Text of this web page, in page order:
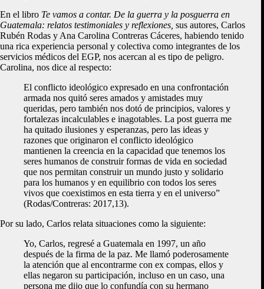
En el libro Te vamos a contar. De la guerra y la posguerra en
Guatemala: relatos testimoniales y reflexiones, sus autores, Carlos
Rubén Rodas y Ana Carolina Contreras Cáceres, habiendo tenido
una rica experiencia personal y colectiva como integrantes de los
servicios médicos del EGP, nos acercan al es tipo de peligro.
Carolina, nos dice al respecto:
El conflicto ideológico expresado en una confrontación
armada nos quitó seres amados y amistades muy
queridas, pero también nos dotó de principios, valores y
fortalezas incalculables e inagotables. La post guerra me
ha quitado ilusiones y esperanzas, pero las ideas y
razones que originaron el conflicto ideológico
mantienen la creencia en la capacidad que tenemos los
seres humanos de construir formas de vida en sociedad
que nos permitan construir un mundo justo y solidario
para los humanos y en equilibrio con todos los seres
vivos que coexistimos en esta tierra y en el universo”
(Rodas/Contreras: 2017,13).
Por su lado, Carlos relata situaciones como la siguiente:
Yo, Carlos, regresé a Guatemala en 1997, un año
después de la firma de la paz. Me llamó poderosamente
la atención que al encontrarme con ex compas, ellos y
ellas negaron su participación, incluso en un caso, una
persona me dijo que lo confundía con su hermano